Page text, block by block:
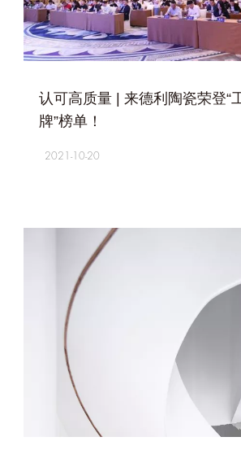
认可高质量 | 来德利陶瓷荣登“
牌”榜单！
2021-10-20